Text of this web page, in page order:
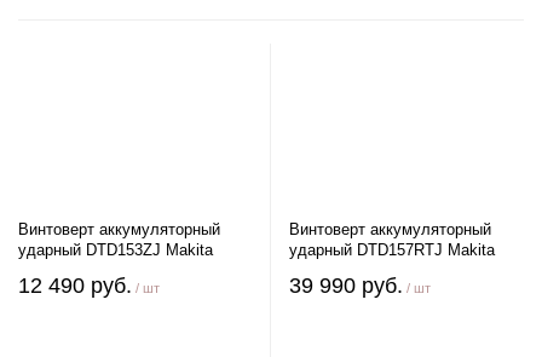
Винтоверт аккумуляторный
ударный DTD153ZJ Makita
12 490 руб. / шт
Винтоверт аккумуляторный
ударный DTD157RTJ Makita
39 990 руб. / шт